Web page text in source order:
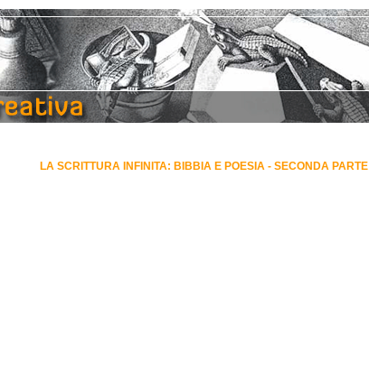
LA SCRITTURA INFINITA: BIBBIA E POESIA - SECONDA PARTE